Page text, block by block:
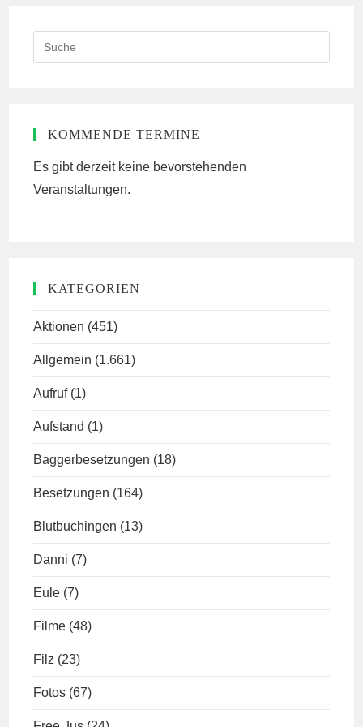
this
KOMMENDE TERMINE
Es gibt derzeit keine bevorstehenden
Veranstaltungen.
KATEGORIEN
Aktionen (451)
Allgemein (1.661)
Aufruf (1)
Aufstand (1)
Baggerbesetzungen (18)
Besetzungen (164)
Blutbuchingen (13)
Danni (7)
Eule (7)
Filme (48)
Filz (23)
Fotos (67)